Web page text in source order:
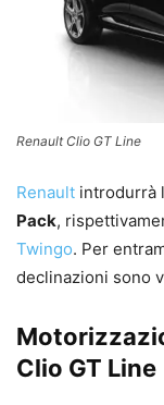
Renault Clio GT Line
Renault introdurrà
Pack,
Twingo. Per
declinazioni sono
Clio GT Line